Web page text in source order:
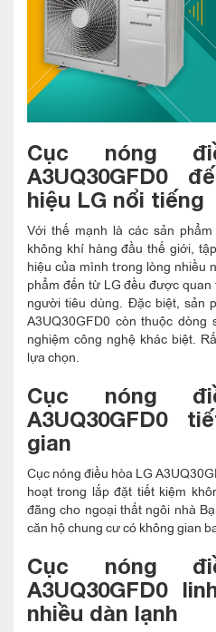
Cục nóng
A3UQ30GFD0
hiệu LG nổi tiếng
Với thế mạnh là các sản
không khí hàng đầu thế giới,
hiệu của mình trong lòng nhiều
phẩm đến từ LG đều được
người tiêu dùng. Đặc biệt, sản
A3UQ30GFD0 còn thuộc dòng
nghiệm công nghệ khác biệt.
lựa chọn.
Cục nóng
A3UQ30GFD0tiết
gian
Cục nóng điều hòa LG
hoạt trong lắp đặt tiết kiệm
đãng cho ngoại thất ngôi nhà
căn hộ chung cư có không gian
Cục nóng
A3UQ30GFD0
nhiều dàn lạnh